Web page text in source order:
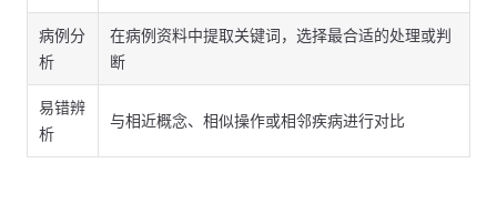
病例分
析
在病例资料中提取关键词，选择最合适的处理或判
断
易错辨
析
与相近概念、相似操作或相邻疾病进行对比